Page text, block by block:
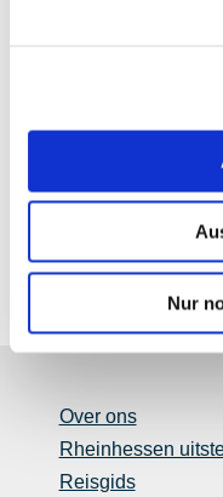
Nur
Over ons
Rheinhessen
Reisgids